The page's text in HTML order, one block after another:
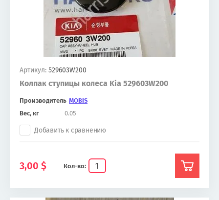
Артикул: 529603W200
Колпак ступицы колеса Kia 529603W200
Производитель MOBIS
Вес, кг
0.05
Кол-во:
Добавить к сравнению
3,00 $